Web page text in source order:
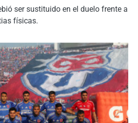
ser sustituido en el duelo frente a
físicas.